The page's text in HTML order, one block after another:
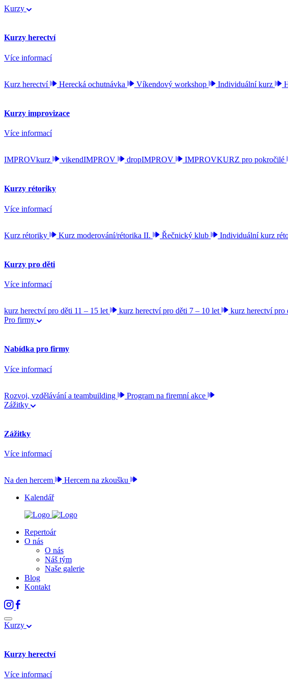
Kurzy
Kurzy herectví
Více informací
Kurz herectví Herecká ochutnávka Víkendový workshop Individuální kurz
Kurzy improvizace
Více informací
IMPROVkurz vikendIMPROV dropIMPROV IMPROVKURZ pro pokročilé
Kurzy rétoriky
Více informací
Kurz rétoriky Kurz moderování/rétorika II. Řečnický klub Individuální kurz
Kurzy pro děti
Více informací
kurz herectví pro děti 11 – 15 let kurz herectví pro děti 7 – 10 let kurz herectví pro
Pro firmy
Nabídka pro firmy
Více informací
Rozvoj, vzdělávání a teambuilding
Program na firemní akce
Zážitky
Zážitky
Více informací
Na den hercem
Hercem na zkoušku
Kalendář
Repertoár
O nás
O nás
Náš tým
Naše galerie
Blog
Kontakt
Kurzy
Kurzy herectví
Více informací